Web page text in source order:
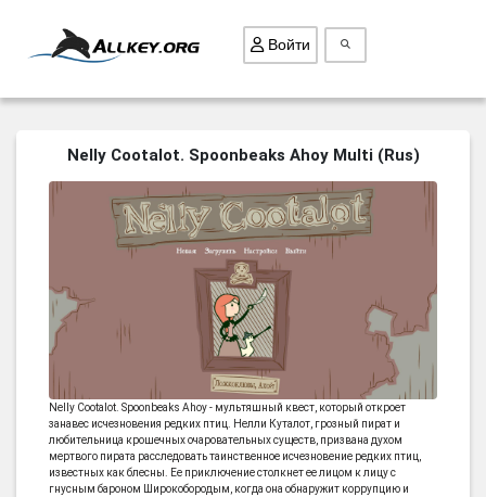
ВСЕ ИГРЫ
ПОИСК ПРЕДМЕТОВ
ГОЛОВОЛОМКИ
ТРИ-В-РЯД
СТРАТЕГИИ
СТРЕЛЯЛКИ
КВЕСТ
КАК СКАЧАТЬ
НОВОСТИ
Войти
Nelly Cootalot. Spoonbeaks Ahoy Multi (Rus)
Nelly Cootalot. Spoonbeaks Ahoy - мультяшный квест, который откроет
занавес исчезновения редких птиц. Нелли Куталот, грозный пират и
любительница крошечных очаровательных существ, призвана духом
мертвого пирата расследовать таинственное исчезновение редких птиц,
известных как блесны. Ее приключение столкнет ее лицом к лицу с
гнусным бароном Широкобородым, когда она обнаружит коррупцию и